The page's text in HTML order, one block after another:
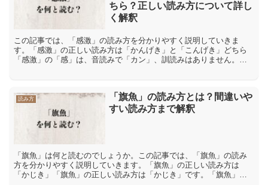
ちら？正しい読み方について詳し
く解釈
この記事では、「感激」の読み方を分かりやすく説明していきま
す。「感激」の正しい読み方は「かんげき」と「こんげき」どちら
「感激」の「感」は、音読みで「カン」、訓読みはありません。ま
読み方
「旗魚」の読み方とは？間違いや
すい読み方まで解釈
「旗魚」は何と読むのでしょうか。この記事では、「旗魚」の読み
方を分かりやすく説明していきます。「旗魚」の正しい読み方は
「かじき」「旗魚」の正しい読み方は「かじき」です。「旗魚」の